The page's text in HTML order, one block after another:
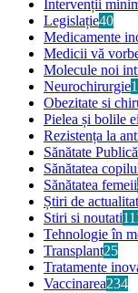
Intervenții
Legislație40
Medicamente
Medicii vă
Molecule noi
Neurochirurgie
Obezitate si
Pielea și bolile ei
Rezistența la
Sănătate Publică
Sănătatea
Sănătatea femeii
Știri de
Stiri si noutati
Tehnologie în
Transplant25
Tratamente
Vaccinarea234